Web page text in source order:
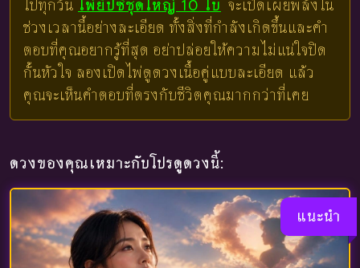
ไปทุกวัน ไพ่ยิปซีชุดใหญ่ 10 ใบ จะเปิดเผยพลังใน
ช่วงเวลานี้อย่างละเอียด ทั้งสิ่งที่กำลังเกิดขึ้นและคำ
ตอบที่คุณอยากรู้ที่สุด อย่าปล่อยให้ความไม่แน่ใจปิด
กั้นหัวใจ ลองเปิดไพ่ดูดวงเนื้อคู่แบบละเอียด แล้ว
คุณจะเห็นคำตอบที่ตรงกับชีวิตคุณมากกว่าที่เคย
ดวงของคุณเหมาะกับโปรดูดวงนี้:
แนะนำ